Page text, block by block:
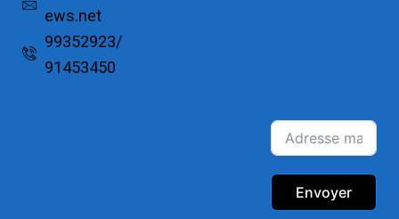
ews.net
99352923/
91453450
Envoyer